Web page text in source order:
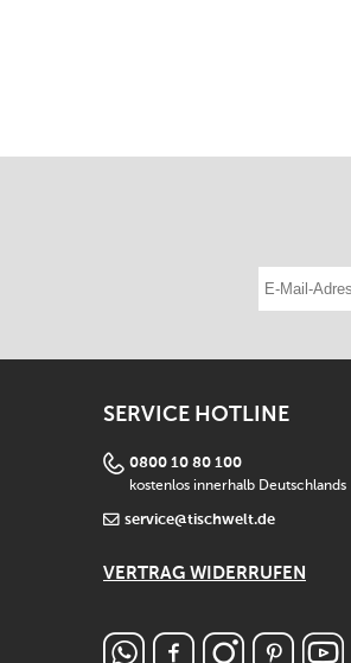
E-Mail-
SERVICE HOTLINE
0800 10 80 100
kostenlos innerhalb Deutschlands
service@tischwelt.de
VERTRAG WIDERRUFEN